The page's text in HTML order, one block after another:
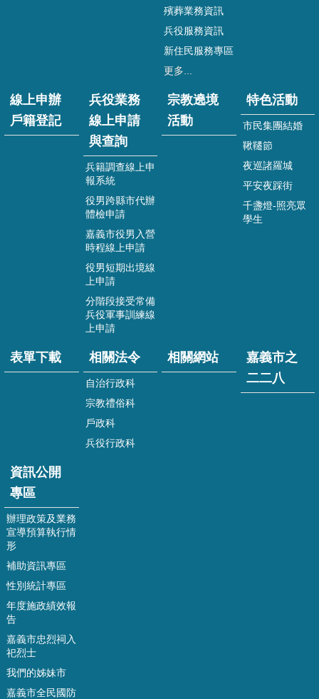
資
訊
公
市
政
戶
政
服
務
網
訊
安
全
政
隱
私
權
殯葬業務資訊
兵役服務資訊
新住民服務專區
更多...
線上申辦
戶籍登記
兵役業務
線上申請
與查詢
兵籍調查線上申
報系統
役男跨縣市代辦
體檢申請
嘉義市役男入營
時程線上申請
役男短期出境線
上申請
分階段接受常備
兵役軍事訓練線
上申請
宗教遶境
活動
特色活動
市民集團結婚
鞦韆節
夜巡諸羅城
平安夜踩街
千盞燈-照亮眾
學生
表單下載 相關法令
自治行政科
宗教禮俗科
戶政科
兵役行政科
相關網站
嘉義市之
二二八
資訊公開
專區
辦理政策及業務
宣導預算執行情
形
補助資訊專區
性別統計專區
年度施政績效報
告
嘉義市忠烈祠入
祀烈士
我們的姊妹市
嘉義市全民國防